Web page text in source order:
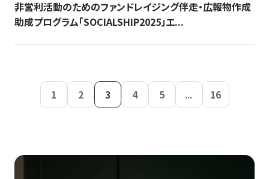
非営利活動のためのファンドレイジング伴走・広報物作成
助成プログラム「SOCIALSHIP2025」エ...
1 2 3 4 5 ... 16